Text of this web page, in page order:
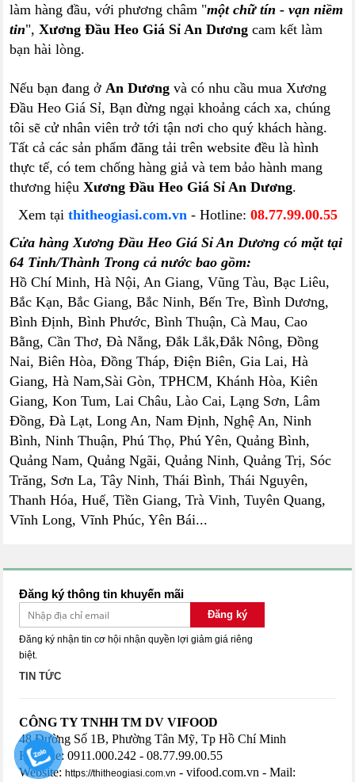
làm hàng đầu, với phương châm "một chữ tín - vạn niềm
tin",Xương Đầu Heo Giá Sỉ An Dương cam kết làm
bạn hài lòng.
Nếu bạn đang ởAn Dương và có nhu cầu mua Xương
Đầu Heo Giá Sỉ, Bạn đừng ngại khoảng cách xa, chúng
tôi sẽ cử nhân viên trở tới tận nơi cho quý khách hàng.
Tất cả các sản phẩm đăng tải trên website đều là hình
thực tế, có tem chống hàng giả và tem bảo hành mang
thương hiệuXương Đầu Heo Giá Sỉ An Dương.
Xem tại thitheogiasi.com.vn- Hotline: 08.77.99.00.55
Cửa hàng Xương Đầu Heo Giá Sỉ An Dương có mặt tại
64 Tỉnh/Thành Trong cả nước bao gồm:
Hồ Chí Minh, Hà Nội, An Giang, Vũng Tàu, Bạc Liêu,
Bắc Kạn, Bắc Giang, Bắc Ninh, Bến Tre, Bình Dương,
Bình Định, Bình Phước, Bình Thuận, Cà Mau, Cao
Bằng, Cần Thơ, Đà Nẵng, Đắk Lắk,Đắk Nông, Đồng
Nai, Biên Hòa, Đồng Tháp, Điện Biên, Gia Lai, Hà
Giang, Hà Nam,Sài Gòn, TPHCM, Khánh Hòa, Kiên
Giang, Kon Tum, Lai Châu, Lào Cai, Lạng Sơn, Lâm
Đồng, Đà Lạt, Long An, Nam Định, Nghệ An, Ninh
Bình, Ninh Thuận, Phú Thọ, Phú Yên, Quảng Bình,
Quảng Nam, Quảng Ngãi, Quảng Ninh, Quảng Trị, Sóc
Trăng, Sơn La, Tây Ninh, Thái Bình, Thái Nguyên,
Thanh Hóa, Huế, Tiền Giang, Trà Vinh, Tuyên Quang,
Vĩnh Long, Vĩnh Phúc, Yên Bái...
Đăng ký thông tin khuyến mãi
Đăng ký
Đăng ký nhận tin cơ hội nhận quyền lợi giảm giá riêng
biệt.
TIN TỨC
CÔNG TY TNHH TM DV VIFOOD
48 Đường Số 1B, Phường Tân Mỹ, Tp Hồ Chí Minh
HotLine: 0911.000.242 - 08.77.99.00.55
Website:https://thitheogiasi.com.vn - vifood.com.vn - Mail: